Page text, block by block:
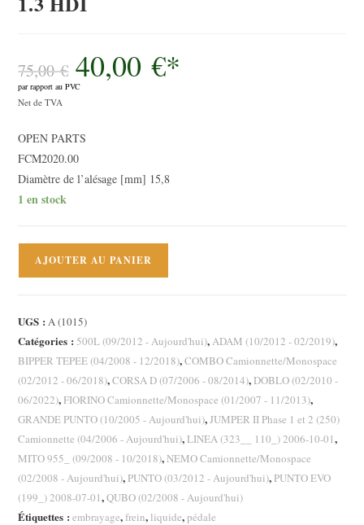
75,00€
Le
prix
initial
était :
40,00€*
par rapport au PVC
Le
actuel
est :
40,00 €.
Net de TVA
OPEN PARTS
FCM2020.00
Diamètre de l’alésage [mm] 15,8
1 en stock
Peugeot
Bipper
Citroen
Nemo
1.3
HDI
AJOUTER AU PANIER
UGS :A (1015)
Catégories :500L (09/2012 - Aujourd'hui),ADAM (10/2012 - 02/2019),
BIPPER TEPEE (04/2008 - 12/2018),COMBO Camionnette/Monospace
(02/2012 - 06/2018),CORSA D (07/2006 - 08/2014), DOBLO (02/2010 -
06/2022),FIORINO Camionnette/Monospace (01/2007 - 11/2013),
GRANDE PUNTO (10/2005 - Aujourd'hui),JUMPER II Phase 1 et 2 (250)
Camionnette (04/2006 - Aujourd'hui),LINEA (323__ 110_) 2006-10-01,
MITO 955_ (09/2008 - 10/2018),NEMO Camionnette/Monospace
(02/2008 - Aujourd'hui), PUNTO (03/2012 - Aujourd'hui), PUNTO EVO
(199_) 2008-07-01,QUBO (02/2008 - Aujourd'hui)
Étiquettes :embrayage,frein, liquide,pédale